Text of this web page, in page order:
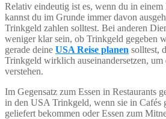
Relativ eindeutig ist es, wenn du in einem
kannst du im Grunde immer davon
Trinkgeld zahlen solltest. Bei anderen
weniger klar sein, ob Trinkgeld gegeben
gerade deine USA Reise planen solltest,
Trinkgeld wirklich auseinandersetzen, um
verstehen.
Im Gegensatz zum Essen in Restaurants
in den USA Trinkgeld, wenn sie in Cafés
geliefert bekommen oder Essen zum